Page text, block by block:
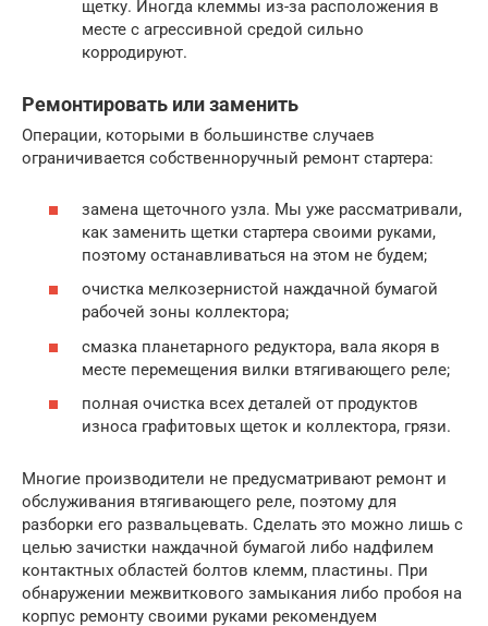
щетку. Иногда клеммы из-за расположения в
месте с агрессивной средой сильно
корродируют.
Ремонтировать или заменить
Операции, которыми в большинстве случаев
ограничивается собственноручный ремонт стартера:
замена щеточного узла. Мы уже рассматривали,
как заменить щетки стартера своими руками,
поэтому останавливаться на этом не будем;
очистка мелкозернистой наждачной бумагой
рабочей зоны коллектора;
смазка планетарного редуктора, вала якоря в
месте перемещения вилки втягивающего реле;
полная очистка всех деталей от продуктов
износа графитовых щеток и коллектора, грязи.
Многие производители не предусматривают ремонт и
обслуживания втягивающего реле, поэтому для
разборки его развальцевать. Сделать это можно лишь с
целью зачистки наждачной бумагой либо надфилем
контактных областей болтов клемм, пластины. При
обнаружении межвиткового замыкания либо пробоя на
корпус ремонту своими руками рекомендуем